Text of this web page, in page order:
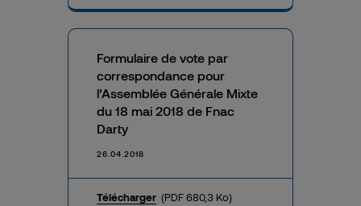
Formulaire de vote par
correspondance pour
l’Assemblée Générale Mixte
du 18 mai 2018 de Fnac
Darty
26.04.2018
Télécharger (PDF 680,3 Ko)